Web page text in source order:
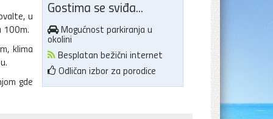
Gostima se sviđa...
Mogućnost parkiranja u
okolini
Besplatan bežični internet
Odličan izbor za porodice
u
100m.
klima
gde